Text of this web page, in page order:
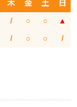
/ ○ ○ ▲
/ ○ ○ /